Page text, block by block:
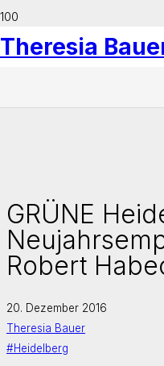
Theresia
GRÜNE
Robert
20. Dezember 2016
Theresia Bauer
#Heidelberg